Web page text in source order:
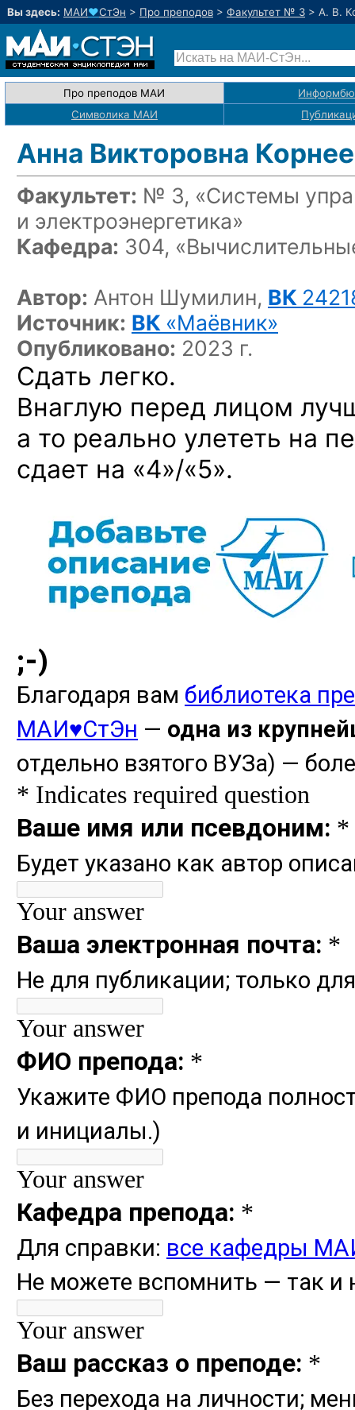
Вы здесь: МАИ♥СтЭн > Про преподов > Факультет № 3 > А. В.
Про преподов МАИ
Символика МАИ
Анна Викторовна
Факультет: № 3, «Системы
и электроэнергетика»
Кафедра: 304,
Автор: Антон Шумилин, ВК
Источник: ВК «Маёвник»
Опубликовано: 2023 г.
Сдать легко.
Внаглую перед лицом
а то реально улететь на
сдает на «4»/«5».